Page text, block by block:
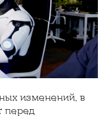
изменений, в
перед